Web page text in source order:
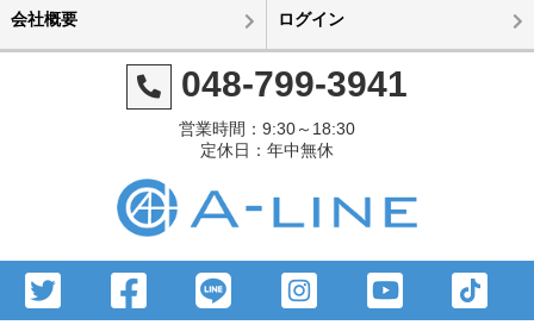
会社概要 ログイン
048-799-3941
営業時間：9:30～18:30
定休日：年中無休